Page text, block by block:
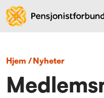
Hjem / nyheter